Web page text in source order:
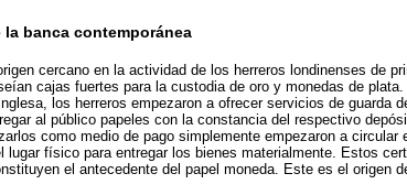
banca contemporánea
cercano en la actividad de los herreros londinenses de
cajas fuertes para la custodia de oro y monedas de
los herreros empezaron a ofrecer servicios de guarda
al público papeles con la constancia del respectivo
como medio de pago simplemente empezaron a circular
lugar físico para entregar los bienes materialmente. Estos
el antecedente del papel moneda. Este es el origen